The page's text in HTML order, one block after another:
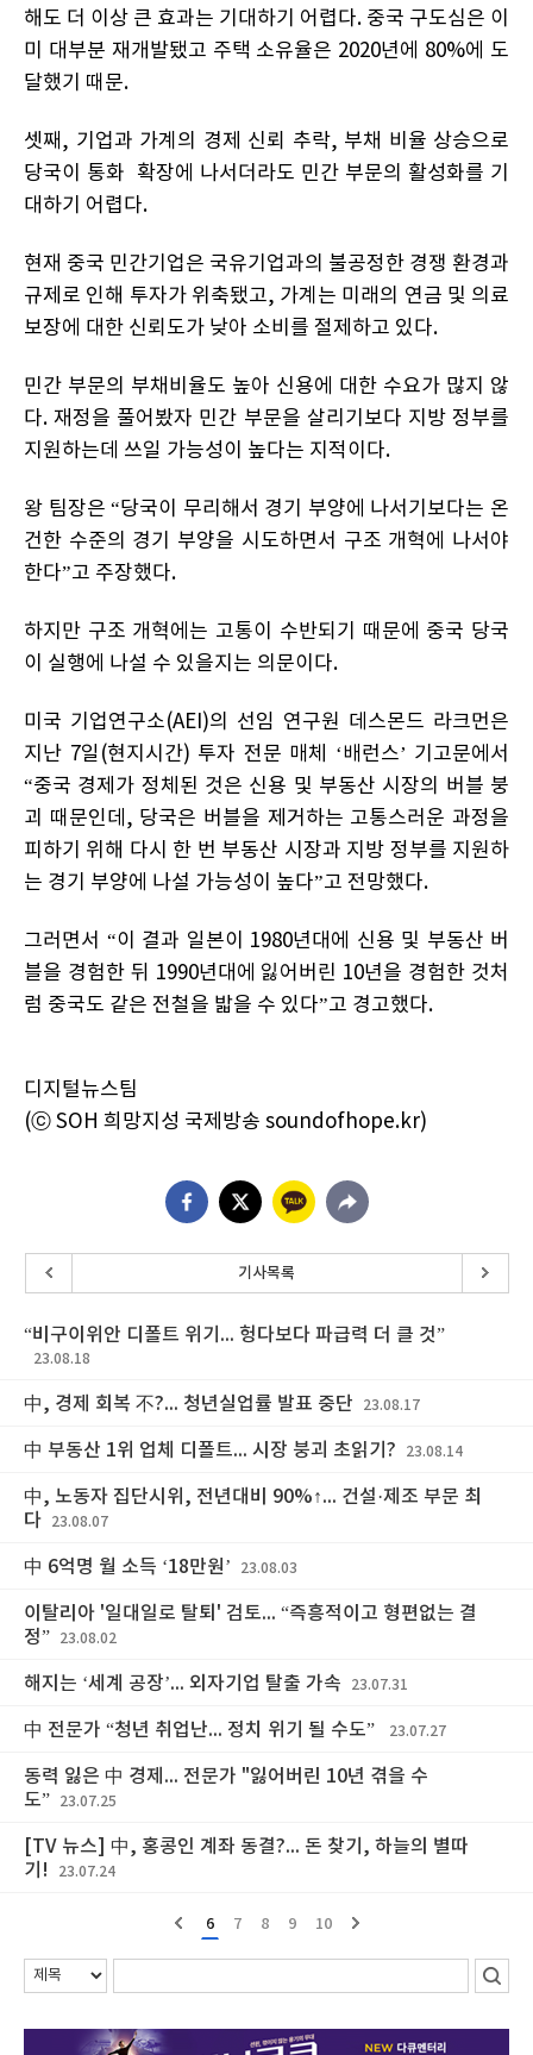
해도 더 이상 큰 효과는 기대하기 어렵다. 중국 구도심은 이
미 대부분 재개발됐고 주택 소유율은 2020년에 80%에 도
달했기 때문.
셋째, 기업과 가계의 경제 신뢰 추락, 부채 비율 상승으로
당국이 통화 확장에 나서더라도 민간 부문의 활성화를 기
대하기 어렵다.
현재 중국 민간기업은 국유기업과의 불공정한 경쟁 환경과
규제로 인해 투자가 위축됐고, 가계는 미래의 연금 및 의료
보장에 대한 신뢰도가 낮아 소비를 절제하고 있다.
민간 부문의 부채비율도 높아 신용에 대한 수요가 많지 않
다. 재정을 풀어봤자 민간 부문을 살리기보다 지방 정부를
지원하는데 쓰일 가능성이 높다는 지적이다.
왕 팀장은 “당국이 무리해서 경기 부양에 나서기보다는 온
건한 수준의 경기 부양을 시도하면서 구조 개혁에 나서야
한다”고 주장했다.
하지만 구조 개혁에는 고통이 수반되기 때문에 중국 당국
이 실행에 나설 수 있을지는 의문이다.
미국 기업연구소(AEI)의 선임 연구원 데스몬드 라크먼은
지난 7일(현지시간) 투자 전문 매체 ‘배런스’ 기고문에서
“중국 경제가 정체된 것은 신용 및 부동산 시장의 버블 붕
괴 때문인데, 당국은 버블을 제거하는 고통스러운 과정을
피하기 위해 다시 한 번 부동산 시장과 지방 정부를 지원하
는 경기 부양에 나설 가능성이 높다”고 전망했다.
그러면서 “이 결과 일본이 1980년대에 신용 및 부동산 버
블을 경험한 뒤 1990년대에 잃어버린 10년을 경험한 것처
럼 중국도 같은 전철을 밟을 수 있다”고 경고했다.
디지털뉴스팀
(ⓒ SOH 희망지성 국제방송 soundofhope.kr)
기사목록
“비구이위안 디폴트 위기... 헝다보다 파급력 더 클 것”
23.08.18
中, 경제 회복 不?... 청년실업률 발표 중단 23.08.17
中 부동산 1위 업체 디폴트... 시장 붕괴 초읽기? 23.08.14
中, 노동자 집단시위, 전년대비 90%↑... 건설·제조 부문 최
다
23.08.07
中 6억명 월 소득 ‘18만원’ 23.08.03
이탈리아 '일대일로 탈퇴' 검토... “즉흥적이고 형편없는 결
정”
23.08.02
해지는 ‘세계 공장’... 외자기업 탈출 가속 23.07.31
中 전문가 “청년 취업난... 정치 위기 될 수도” 23.07.27
동력 잃은 中 경제... 전문가 "잃어버린 10년 겪을 수
도”
23.07.25
[TV 뉴스] 中, 홍콩인 계좌 동결?... 돈 찾기, 하늘의 별따
기!
23.07.24
6 7 8 9 10